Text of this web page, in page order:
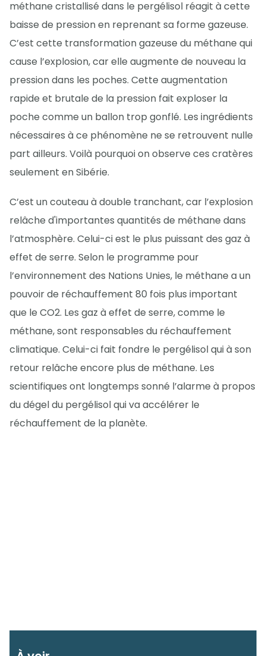
méthane cristallisé dans le pergélisol réagit à cette
baisse de pression en reprenant sa forme gazeuse.
C’est cette transformation gazeuse du méthane qui
cause l’explosion, car elle augmente de nouveau la
pression dans les poches. Cette augmentation
rapide et brutale de la pression fait exploser la
poche comme un ballon trop gonflé. Les ingrédients
nécessaires à ce phénomène ne se retrouvent nulle
part ailleurs. Voilà pourquoi on observe ces cratères
seulement en Sibérie.
C’est un couteau à double tranchant, car l’explosion
relâche d'importantes quantités de méthane dans
l’atmosphère. Celui-ci est le plus puissant des gaz à
effet de serre. Selon le programme pour
l’environnement des Nations Unies, le méthane a un
pouvoir de réchauffement 80 fois plus important
que le CO2. Les gaz à effet de serre, comme le
méthane, sont responsables du réchauffement
climatique. Celui-ci fait fondre le pergélisol qui à son
retour relâche encore plus de méthane. Les
scientifiques ont longtemps sonné l’alarme à propos
du dégel du pergélisol qui va accélérer le
réchauffement de la planète.